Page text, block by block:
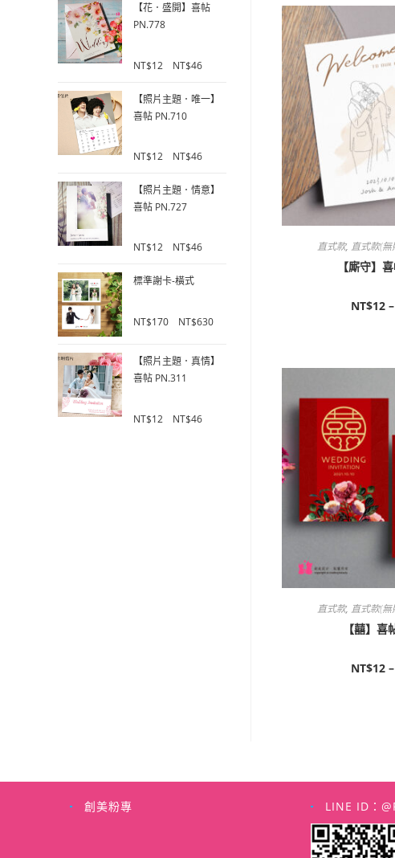
直式款, 直式款(無
【廝守】
NT$12 –
直式款, 直式款(無
【囍】
NT$12 –
o
【花．盛開】喜帖
PN.778
o
NT$12 NT$46
【照片主題．唯一】
喜帖 PN.710
o
5
NT$12 NT$46
【照片主題．情意】
喜帖 PN.727
t
f
NT$12 NT$46
標準謝卡-橫式
o
NT$170 NT$630
【照片主題．真情】
喜帖 PN.311
NT$12 NT$46
創美粉專 LINE ID：